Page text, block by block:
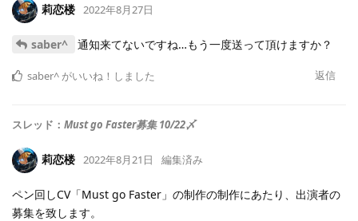
莉恋楼 2022年8月27日
saber^ 通知来てないですね…もう一度送って頂けますか？
返信
saber^ がいいね！しました
スレッド： Must go Faster募集 10/22〆
莉恋楼 2022年8月21日 編集済み
ペン回しCV「Must go Faster」の制作の制作にあたり、出演者の
募集を致します。